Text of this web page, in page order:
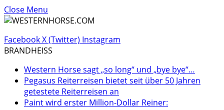
Close Menu
FacebookX (Twitter) Instagram
BRANDHEISS
Western Horse sagt „so long“ und „bye bye“…
Pegasus Reiterreisen bietet seit über 50 Jahren
getestete Reiterreisen an
Paint wird erster Million-Dollar Reiner: